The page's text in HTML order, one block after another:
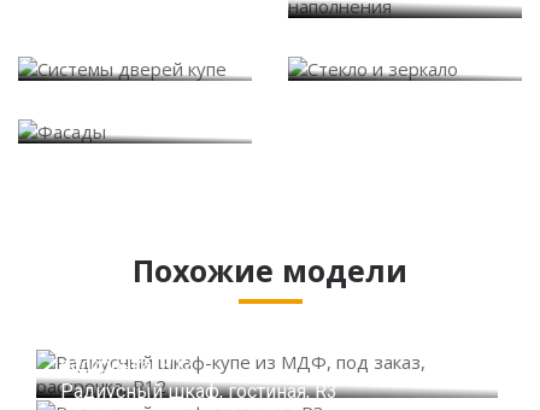
Похожие модели
рассрочка, R12
Радиусный шкаф, гостиная, R3